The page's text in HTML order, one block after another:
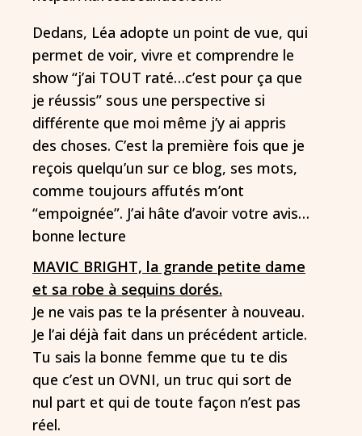
Dedans, Léa adopte un point de vue, qui
permet de voir, vivre et comprendre le
show “j’ai TOUT raté…c’est pour ça que
je réussis” sous une perspective si
différente que moi même j’y ai appris
des choses. C’est la première fois que je
reçois quelqu’un sur ce blog, ses mots,
comme toujours affutés m’ont
“empoignée”. J’ai hâte d’avoir votre avis…
bonne lecture
MAVIC BRIGHT, la grande petite dame
et sa robe à sequins dorés.
Je ne vais pas te la présenter à nouveau.
Je l’ai déjà fait dans un précédent article.
Tu sais la bonne femme que tu te dis
que c’est un OVNI, un truc qui sort de
nul part et qui de toute façon n’est pas
réel.